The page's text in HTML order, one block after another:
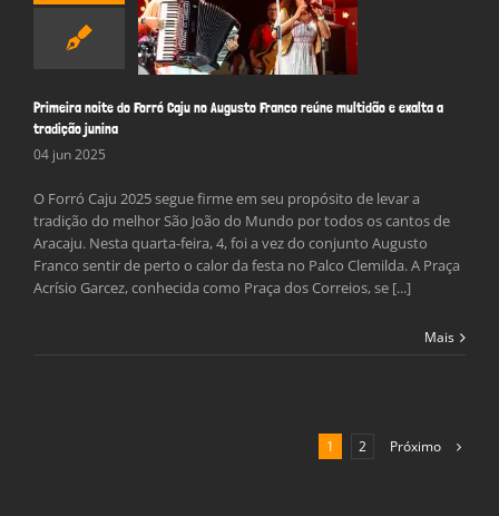
Franco
e exalta a
junina
Primeira noite do Forró Caju no Augusto Franco reúne multidão e exalta a
tradição junina
04 jun 2025
O Forró Caju 2025 segue firme em seu propósito de levar a
tradição do melhor São João do Mundo por todos os cantos de
Aracaju. Nesta quarta-feira, 4, foi a vez do conjunto Augusto
Franco sentir de perto o calor da festa no Palco Clemilda. A Praça
Acrísio Garcez, conhecida como Praça dos Correios, se [...]
Mais
1 2 Próximo